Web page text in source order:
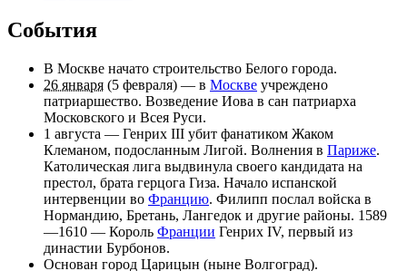
События
В Москве начато строительство Белого города.
26 января (5 февраля) — в Москве учреждено
патриаршество. Возведение Иова в сан патриарха
Московского и Всея Руси.
1 августа — Генрих III убит фанатиком Жаком
Клеманом, подосланным Лигой. Волнения в Париже.
Католическая лига выдвинула своего кандидата на
престол, брата герцога Гиза. Начало испанской
интервенции во Францию. Филипп послал войска в
Нормандию, Бретань, Лангедок и другие районы. 1589
—1610 — Король Франции Генрих IV, первый из
династии Бурбонов.
Основан город Царицын (ныне Волгоград).